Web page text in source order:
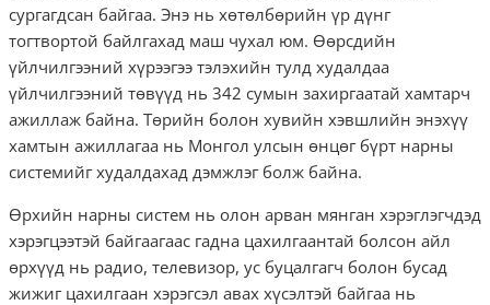
сургагдсан байгаа. Энэ нь хөтөлбөрийн үр дүнг
тогтвортой байлгахад маш чухал юм. Өөрсдийн
үйлчилгээний хүрээгээ тэлэхийн тулд худалдаа
үйлчилгээний төвүүд нь 342 сумын захиргаатай хамтарч
ажиллаж байна. Төрийн болон хувийн хэвшлийн энэхүү
хамтын ажиллагаа нь Монгол улсын өнцөг бүрт нарны
системийг худалдахад дэмжлэг болж байна.
Өрхийн нарны систем нь олон арван мянган хэрэглэгчдэд
хэрэгцээтэй байгаагаас гадна цахилгаантай болсон айл
өрхүүд нь радио, телевизор, ус буцалгагч болон бусад
жижиг цахилгаан хэрэгсэл авах хүсэлтэй байгаа нь